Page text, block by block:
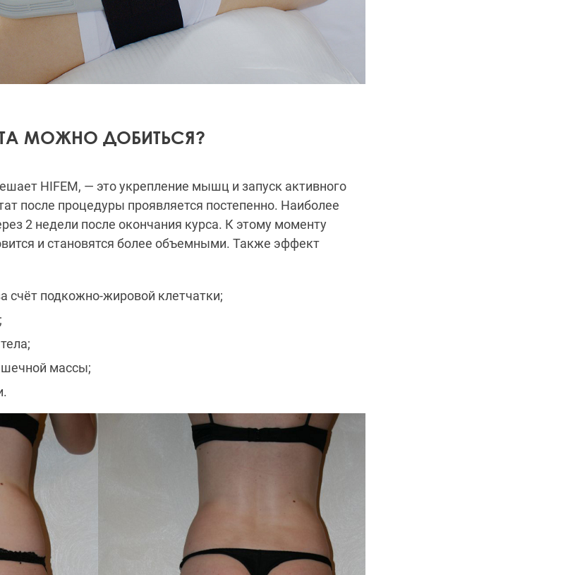
МОЖНО ДОБИТЬСЯ?
HIFEM, — это укрепление мышц и запуск активного
после процедуры проявляется постепенно. Наиболее
2 недели после окончания курса. К этому моменту
и становятся более объемными. Также эффект
счёт подкожно-жировой клетчатки;
массы;